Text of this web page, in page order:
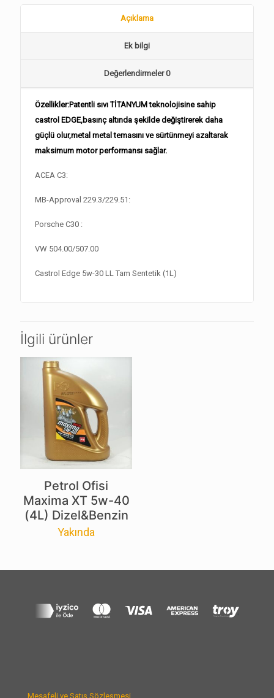
Açıklama
Ek bilgi
Değerlendirmeler0
Özellikler:Patentli sıvı TİTANYUM teknolojisine sahip
castrol EDGE,basınç altında şekilde değiştirerek daha
güçlü olur,metal metal temasını ve sürtünmeyi azaltarak
maksimum motor performansı sağlar.
ACEA C3:
MB-Approval 229.3/229.51:
Porsche C30 :
VW 504.00/507.00
Castrol Edge 5w-30 LL Tam Sentetik (1L)
İlgili ürünler
Petrol Ofisi
Maxima XT 5w-40
(4L) Dizel&Benzin
Yakında
Mesafeli ve Satış Sözleşmesi